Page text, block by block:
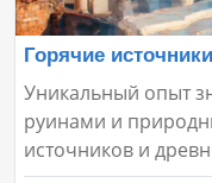
Горячие
Уникальный опыт
руинами и
источников и